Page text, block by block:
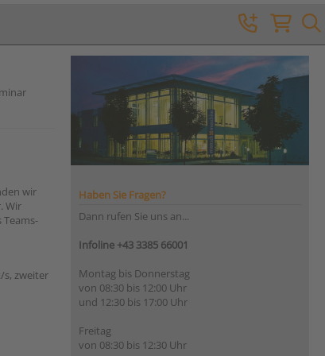
wir
Wir
s, zweiter
Haben Sie Fragen?
Dann rufen Sie uns an...
Infoline +43 3385 66001
Montag bis Donnerstag
von 08:30 bis 12:00 Uhr
und 12:30 bis 17:00 Uhr
Freitag
von 08:30 bis 12:30 Uhr